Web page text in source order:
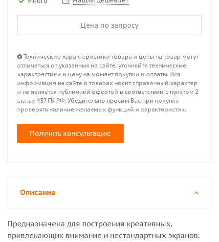
Цена по запросу
Технические характеристики товара и цены на товар могут
отличаться от указанных на сайте, уточняйте технические
характрестики и цену на момент покупки и оплаты. Вся
информация на сайте о товарах носит справочный характер
и не является публичной офертой в соответствии с пунктом 2
статьи 437 ГК РФ. Убедительно просим Вас при покупке
проверять наличие желаемых функций и характеристик.
Получить консультацию
Описание
Предназначена для построения креативных,
привлекающих внимание и нестандартных экранов.